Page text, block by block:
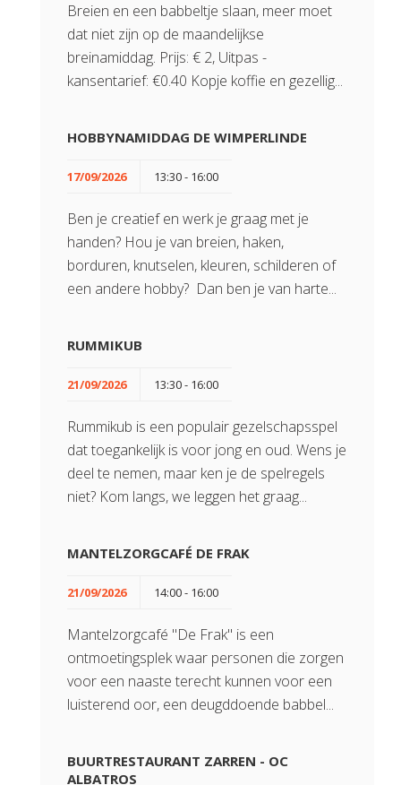
Breien en een babbeltje slaan, meer moet
dat niet zijn op de maandelijkse
breinamiddag. Prijs: € 2, Uitpas -
kansentarief: €0.40 Kopje koffie en gezellig...
HOBBYNAMIDDAG DE WIMPERLINDE
17/09/2026 13:30 - 16:00
Ben je creatief en werk je graag met je
handen? Hou je van breien, haken,
borduren, knutselen, kleuren, schilderen of
een andere hobby? Dan ben je van harte...
RUMMIKUB
21/09/2026 13:30 - 16:00
Rummikub is een populair gezelschapsspel
dat toegankelijk is voor jong en oud. Wens je
deel te nemen, maar ken je de spelregels
niet? Kom langs, we leggen het graag...
MANTELZORGCAFÉ DE FRAK
21/09/2026 14:00 - 16:00
Mantelzorgcafé "De Frak" is een
ontmoetingsplek waar personen die zorgen
voor een naaste terecht kunnen voor een
luisterend oor, een deugddoende babbel...
BUURTRESTAURANT ZARREN - OC
ALBATROS